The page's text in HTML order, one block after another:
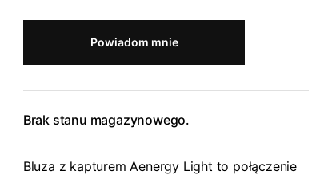
Powiadom mnie
Brak stanu magazynowego.
Bluza z kapturem Aenergy Light to połączenie